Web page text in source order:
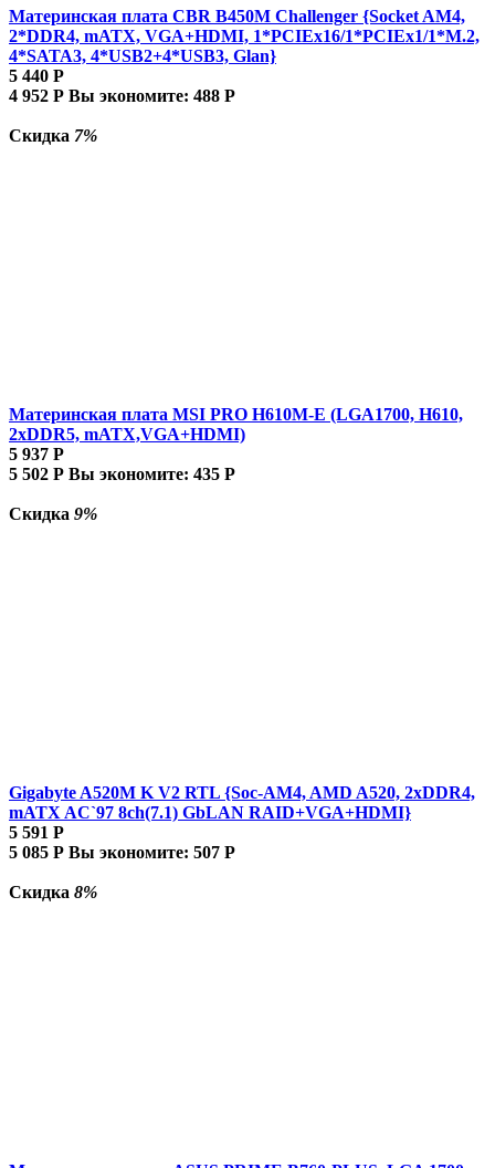
Материнская плата CBR B450M Challenger {Socket AM4,
2*DDR4, mATX, VGA+HDMI, 1*PCIEx16/1*PCIEx1/1*M.2,
4*SATA3, 4*USB2+4*USB3, Glan}
5 440 Р
4 952 Р Вы экономите: 488 Р
Скидка 7%
Материнская плата MSI PRO H610M-E (LGA1700, H610,
2xDDR5, mATX,VGA+HDMI)
5 937 Р
5 502 Р Вы экономите: 435 Р
Скидка 9%
Gigabyte A520M K V2 RTL {Soc-AM4, AMD A520, 2xDDR4,
mATX AC`97 8ch(7.1) GbLAN RAID+VGA+HDMI}
5 591 Р
5 085 Р Вы экономите: 507 Р
Скидка 8%